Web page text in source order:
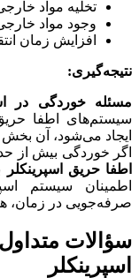
تخلیه مواد
وجود مواد
افزایش زمان
نتیجه‌گیری:
مسئله خوردگی در
سیستم‌های اطفا
ایجاد می‌شود، آن بخش
اگر خوردگی بیش از
اطفا حریق اسپرینکلر
اطمینان سیستم
صرفه‌جویی در زمان،
سؤالات
اسپرینکلر